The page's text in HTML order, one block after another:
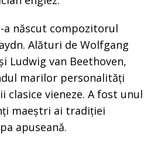
a născut compozitorul
Alături de Wolfgang
Ludwig van Beethoven,
marilor personalități
clasice vieneze. A fost unul
maeștri ai tradiției
apuseană.